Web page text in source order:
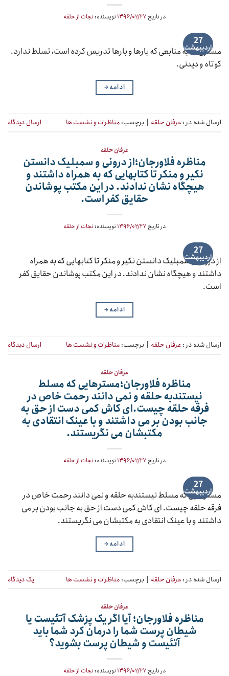
در تاریخ ۱۳۹۶/۰۲/۲۷ نویسنده: نجات از حلقه
27
اردیبهشت
مستری که به منابعی که بارها و بارها تدریس کرده است، تسلط ندارد.
کوتاه و دیدنی.
ادامه→
ارسال شده در : عرفان حلقه برچسب: مناظرات و نشست ها ارسال دیدگاه
عرفان حلقه
مناظره فلاورجان؛از درونی و سمبلیک دانستن
نکیر و منکر تا کتابهایی که به همراه داشتند و
هیچگاه نشان ندادند. در این مکتب پوشاندن
حقایق کفر است.
در تاریخ ۱۳۹۶/۰۲/۲۷ نویسنده: نجات از حلقه
27
اردیبهشت
از درونی و سمبلیک دانستن نکیر و منکر تا کتابهایی که به همراه
داشتند و هیچگاه نشان ندادند. در این مکتب پوشاندن حقایق کفر
است.
ادامه→
ارسال شده در : عرفان حلقه | برچسب: مناظرات و نشست ها ارسال دیدگاه
عرفان حلقه
مناظره فلاورجان؛مسترهایی که مسلط
نیستندبه حلقه و نمی دانند رحمت خاص در
فرقه حلقه چیست.ای کاش کمی دست از حق به
جانب بودن بر می داشتند و با عینک انتقادی به
مکتبشان می نگریستند.
در تاریخ ۱۳۹۶/۰۲/۲۷ نویسنده: نجات از حلقه
27
اردیبهشت
مسترهایی که مسلط نیستندبه حلقه و نمی دانند رحمت خاص در
فرقه حلقه چیست. ای کاش کمی دست از حق به جانب بودن بر می
داشتند و با عینک انتقادی به مکتبشان می نگریستند.
ادامه→
ارسال شده در : عرفان حلقه | برچسب: مناظرات و نشست ها یک دیدگاه
عرفان حلقه
مناظره فلاورجان؛ آیا اگر یک پزشک آتئیست یا
شیطان پرست شما را درمان کرد شما باید
آتئیست و شیطان پرست بشوید؟
در تاریخ ۱۳۹۶/۰۲/۲۷ نویسنده: نجات از حلقه